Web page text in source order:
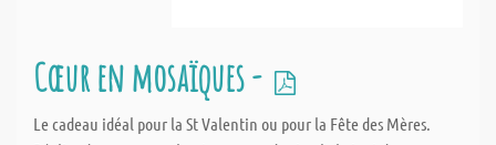
Cœur en mosaïques -
Le cadeau idéal pour la St Valentin ou pour la Fête des Mères.